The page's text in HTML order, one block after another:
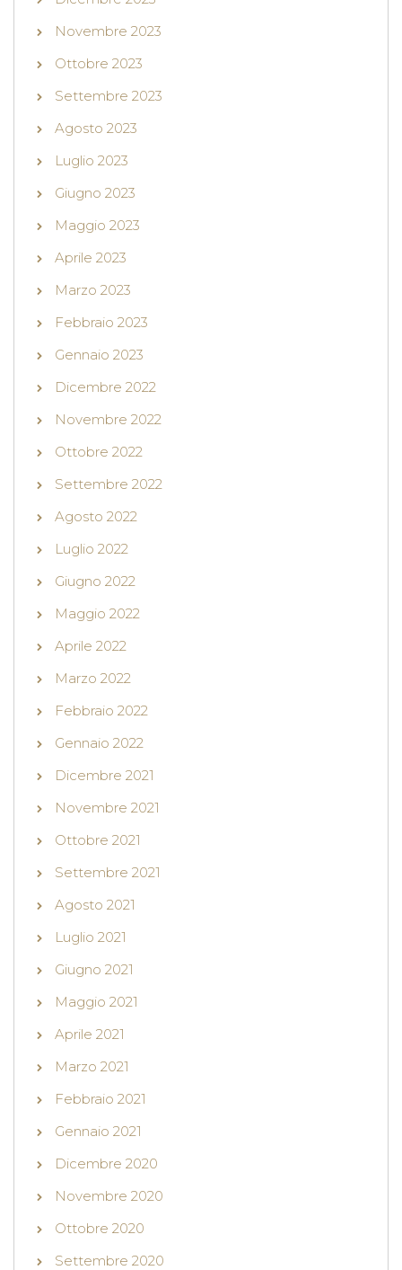
Novembre 2023
Ottobre 2023
Settembre 2023
Agosto 2023
Luglio 2023
Giugno 2023
Maggio 2023
Aprile 2023
Marzo 2023
Febbraio 2023
Gennaio 2023
Dicembre 2022
Novembre 2022
Ottobre 2022
Settembre 2022
Agosto 2022
Luglio 2022
Giugno 2022
Maggio 2022
Aprile 2022
Marzo 2022
Febbraio 2022
Gennaio 2022
Dicembre 2021
Novembre 2021
Ottobre 2021
Settembre 2021
Agosto 2021
Luglio 2021
Giugno 2021
Maggio 2021
Aprile 2021
Marzo 2021
Febbraio 2021
Gennaio 2021
Dicembre 2020
Novembre 2020
Ottobre 2020
Settembre 2020